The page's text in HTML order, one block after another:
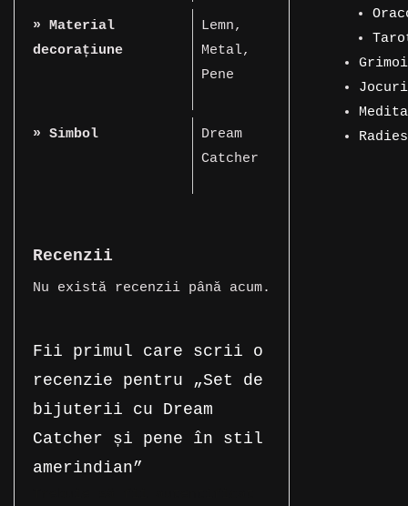
» Material
decorațiune
Lemn,
Metal,
Pene
» Simbol
Dream
Catcher
Recenzii
Nu există recenzii până acum.
Fii primul care scrii o
recenzie pentru „Set de
bijuterii cu Dream
Catcher și pene în stil
amerindian”
11
33
de
71
de
5
Jocuri
3
1